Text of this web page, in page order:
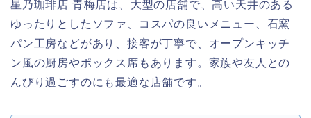
星乃珈琲店 青梅店は、大型の店舗で、高い天井のある
ゆったりとしたソファ、コスパの良いメニュー、石窯
パン工房などがあり、接客が丁寧で、オープンキッチ
ン風の厨房やポックス席もあります。家族や友人との
んびり過ごすのにも最適な店舗です。